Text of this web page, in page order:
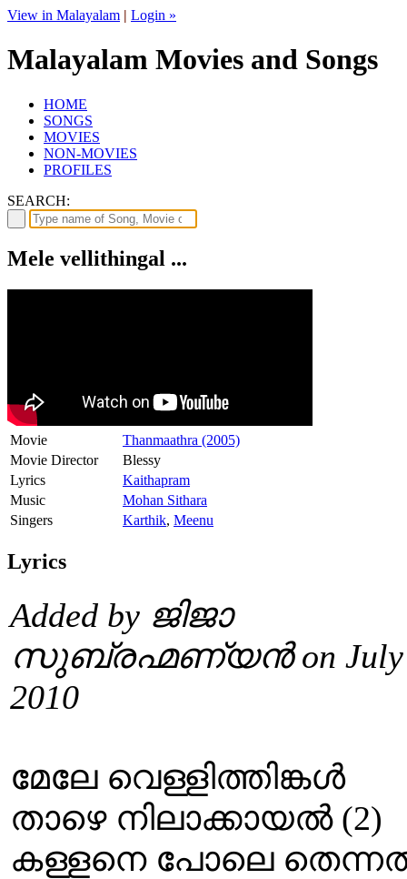
View in Malayalam | Login »
Malayalam Movies and Songs
HOME
SONGS
MOVIES
NON-MOVIES
PROFILES
SEARCH:
Mele vellithingal ...
Movie
Thanmaathra (2005)
Movie Director
Blessy
Lyrics
Kaithapram
Music
Mohan Sithara
Singers
Karthik, Meenu
Lyrics
Added by ജിജാ
സുബ്രഹ്മണ്യൻ on July
2010
മേലേ വെള്ളിത്തിങ്കള്‍
താഴെ നിലാക്കായല്‍ (2)
കള്ളനെ പോലെ